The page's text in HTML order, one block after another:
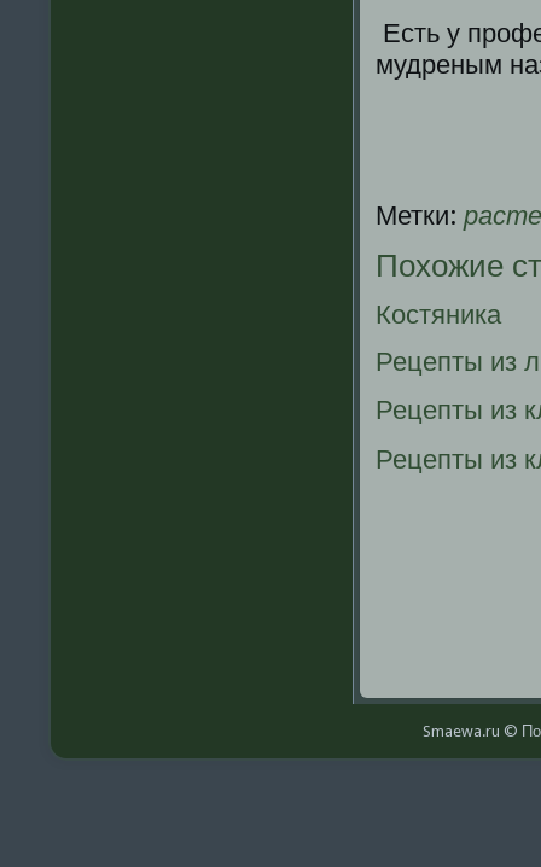
Есть у
мудреным
Метки:
Похожие
Костяника
Рецепты из
Рецепты из
Рецепты из
Smaewa.ru ©